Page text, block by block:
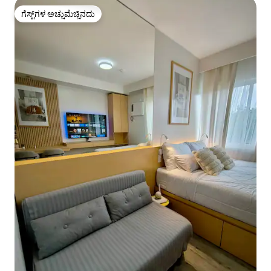
ಗೆಸ್ಟ್‌ಗಳ ಅಚ್ಚುಮೆಚ್ಚಿನದು
ಗೆಸ್ಟ್‌ಗಳ ಅಚ್ಚುಮೆಚ್ಚಿನದು